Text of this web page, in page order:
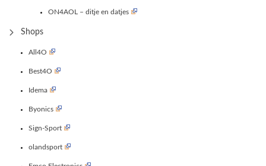
ON4AOL – ditje en datjes
Shops
All4O
Best4O
Idema
Byonics
Sign-Sport
olandsport